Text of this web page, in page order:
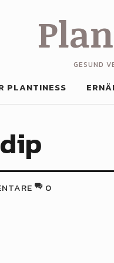
GESUND
PLANTINESS
0